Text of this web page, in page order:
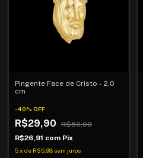
Pingente Face de Cristo - 2,0
cm
-40% OFF
R$29,90
R$50,00
R$26,91 com Pix
5x de R$5,98 sem juros